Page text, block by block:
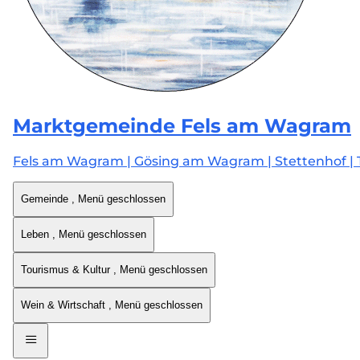
Marktgemeinde Fels am Wagram
Fels am Wagram | Gösing am Wagram | Stettenhof |
Gemeinde , Menü geschlossen
Leben , Menü geschlossen
Tourismus & Kultur , Menü geschlossen
Wein & Wirtschaft , Menü geschlossen